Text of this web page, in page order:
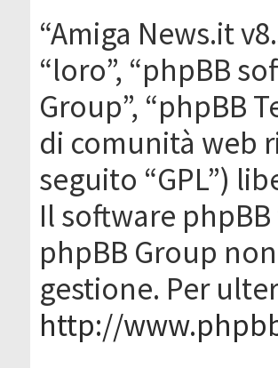
“Amiga News.it
“loro”, “phpBB
Group”, “phpBB
di comunità web
seguito “GPL”)
Il software
phpBB Group
gestione. Per
http://